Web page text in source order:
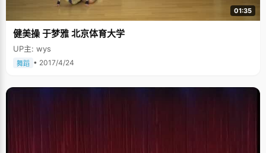
01:35
健美操 于梦雅 北京体育大学
UP主: wys
舞蹈 • 2017/4/24